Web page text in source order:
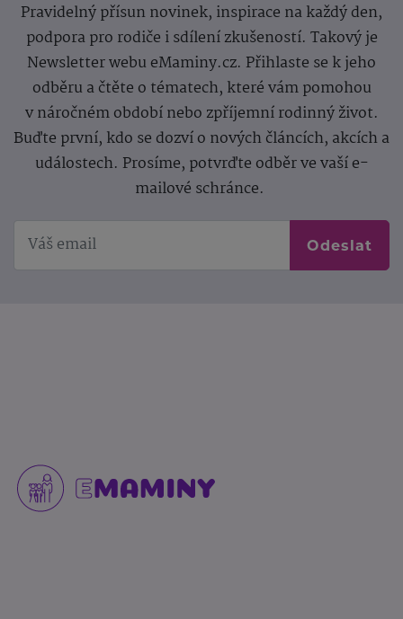
Pravidelný přísun novinek, inspirace na každý den,
podpora pro rodiče i sdílení zkušeností. Takový je
Newsletter webu eMaminy.cz. Přihlaste se k jeho
odběru a čtěte o tématech, které vám pomohou
v náročném období nebo zpříjemní rodinný život.
Buďte první, kdo se dozví o nových článcích, akcích a
událostech. Prosíme, potvrďte odběr ve vaší e-
mailové schránce.
Odeslat